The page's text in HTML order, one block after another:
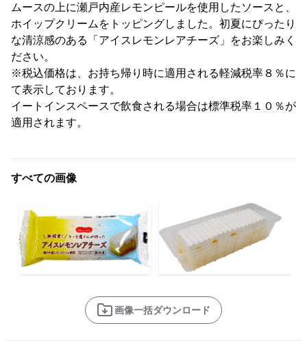
ムースの上に瀬戸内産レモンピールを使用したソースと、
ホイップクリームをトッピングしました。初夏にぴったり
な清涼感のある「アイスレモンレアチーズ」をお楽しみく
ださい。
※税込価格は、お持ち帰り時に適用される軽減税率８％に
て表示しております。
イートインスペースで飲食される場合は標準税率１０％が
適用されます。
すべての画像
画像一括ダウンロード